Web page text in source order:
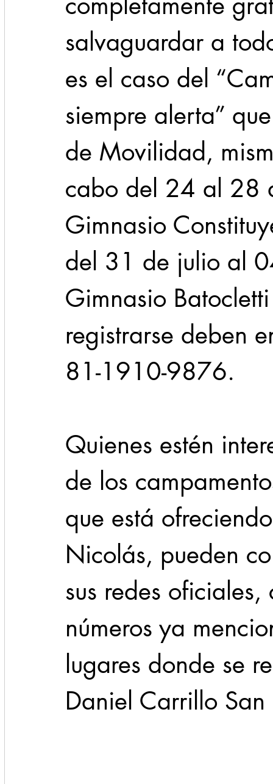
salvaguardar a
es el caso del
siempre alerta”
de Movilidad,
cabo del 24 al 28
Gimnasio
del 31 de julio al
Gimnasio
registrarse deben
81-1910-9876.
Quienes estén
de los
que está
Nicolás, pueden
sus redes
números ya
lugares donde se
Daniel Carrillo